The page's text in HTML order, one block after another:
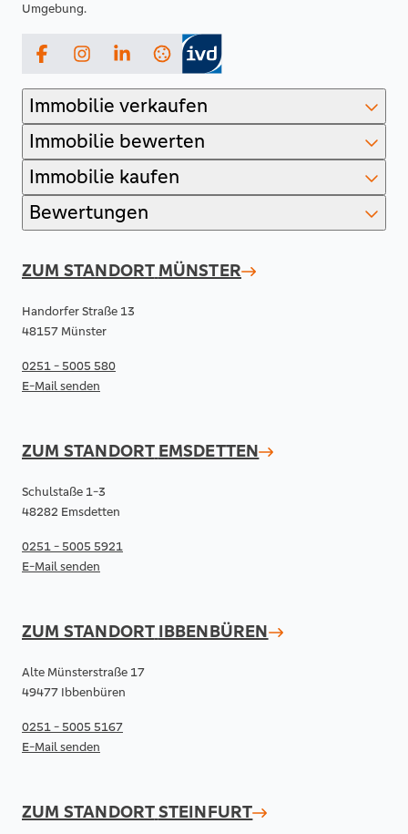
Umgebung.
FacebookInstagramLinkedIn
Immobilie verkaufen
Immobilie bewerten
Immobilie kaufen
Bewertungen
ZUM STANDORT MÜNSTER
Handorfer Straße 13
48157 Münster
0251 - 5005 580
E-Mail senden
ZUM STANDORT EMSDETTEN
Schulstaße 1-3
48282 Emsdetten
0251 - 5005 5921
E-Mail senden
ZUM STANDORT IBBENBÜREN
Alte Münsterstraße 17
49477 Ibbenbüren
0251 - 5005 5167
E-Mail senden
ZUM STANDORTSTEINFURT